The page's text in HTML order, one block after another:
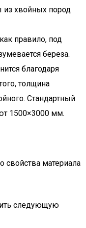
из хвойных пород
правило, под
береза.
благодаря
толщина
Стандартный
1500×3000 мм.
свойства материала
следующую